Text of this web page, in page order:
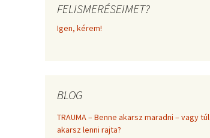
frekvenciákkal
FELISMERÉSEIMET?
Igen, kérem!
BLOG
TRAUMA – Benne akarsz maradni – vagy túl
akarsz lenni rajta?